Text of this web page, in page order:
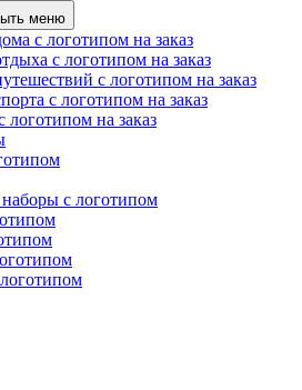
меню
с логотипом на заказ
с логотипом на заказ
с логотипом на заказ
с логотипом на заказ
логотипом на заказ
с логотипом